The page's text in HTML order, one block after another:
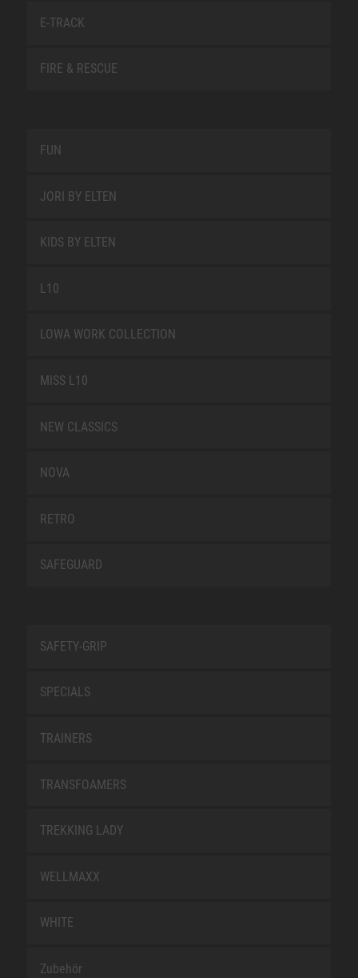
E-TRACK
FIRE & RESCUE
FUN
JORI BY ELTEN
KIDS BY ELTEN
L10
LOWA WORK COLLECTION
MISS L10
NEW CLASSICS
NOVA
RETRO
SAFEGUARD
SAFETY-GRIP
SPECIALS
TRAINERS
TRANSFOAMERS
TREKKING LADY
WELLMAXX
WHITE
Zubehör